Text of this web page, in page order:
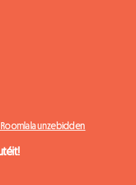
unzebidden